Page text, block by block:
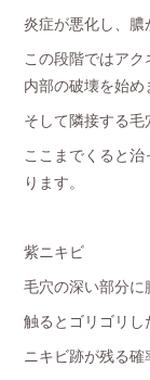
炎症が悪化し、
この段階ではア
内部の破壊を始め
そして隣接する毛
ここまでくると
ります。
紫ニキビ
毛穴の深い部分
触るとゴリゴリし
ニキビ跡が残る確